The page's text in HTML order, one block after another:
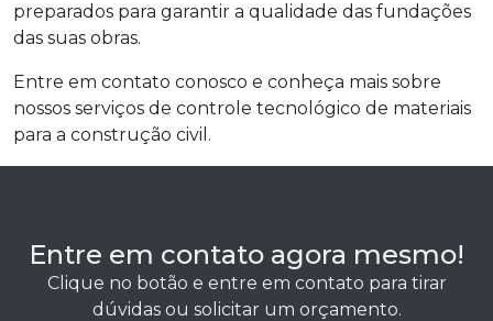
preparados para garantir a qualidade das fundações
das suas obras.
Entre em contato conosco e conheça mais sobre
nossos serviços de controle tecnológico de materiais
para a construção civil.
Entre em contato agora mesmo!
Clique no botão e entre em contato para tirar
dúvidas ou solicitar um orçamento.